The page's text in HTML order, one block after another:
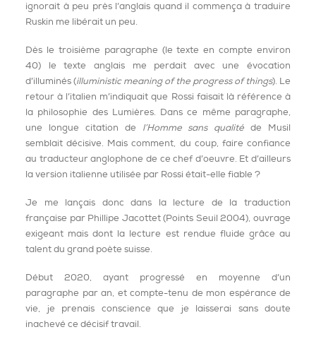
ignorait à peu près l’anglais quand il commença à traduire
Ruskin me libérait un peu.
Dès le troisième paragraphe (le texte en compte environ
40) le texte anglais me perdait avec une évocation
d’illuminés (illuministic meaning of the progress of things). Le
retour à l’italien m’indiquait que Rossi faisait là référence à
la philosophie des Lumières. Dans ce même paragraphe,
une longue citation de l’Homme sans qualité de Musil
semblait décisive. Mais comment, du coup, faire confiance
au traducteur anglophone de ce chef d’oeuvre. Et d’ailleurs
la version italienne utilisée par Rossi était-elle fiable ?
Je me lançais donc dans la lecture de la traduction
française par Phillipe Jacottet (Points Seuil 2004), ouvrage
exigeant mais dont la lecture est rendue fluide grâce au
talent du grand poète suisse.
Début 2020, ayant progressé en moyenne d’un
paragraphe par an, et compte-tenu de mon espérance de
vie, je prenais conscience que je laisserai sans doute
inachevé ce décisif travail.